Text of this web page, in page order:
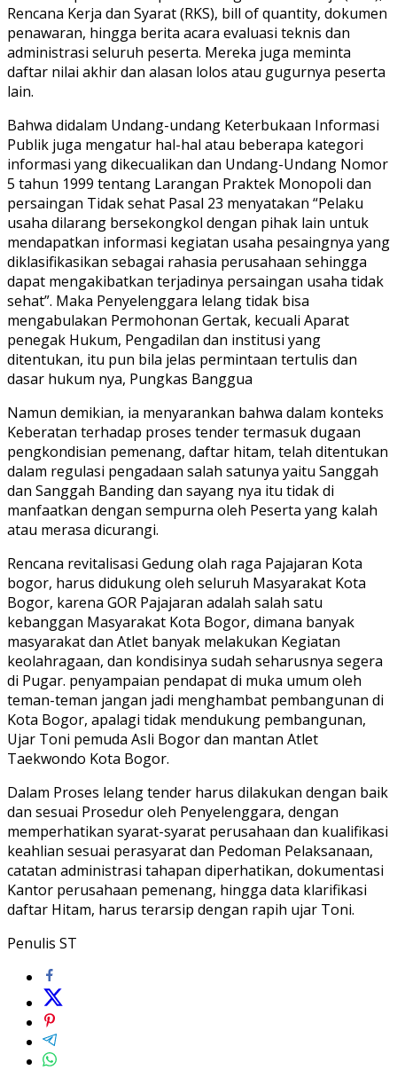
Rencana Kerja dan Syarat (RKS), bill of quantity, dokumen
penawaran, hingga berita acara evaluasi teknis dan
administrasi seluruh peserta. Mereka juga meminta
daftar nilai akhir dan alasan lolos atau gugurnya peserta
lain.
Bahwa didalam Undang-undang Keterbukaan Informasi
Publik juga mengatur hal-hal atau beberapa kategori
informasi yang dikecualikan dan Undang-Undang Nomor
5 tahun 1999 tentang Larangan Praktek Monopoli dan
persaingan Tidak sehat Pasal 23 menyatakan “Pelaku
usaha dilarang bersekongkol dengan pihak lain untuk
mendapatkan informasi kegiatan usaha pesaingnya yang
diklasifikasikan sebagai rahasia perusahaan sehingga
dapat mengakibatkan terjadinya persaingan usaha tidak
sehat”. Maka Penyelenggara lelang tidak bisa
mengabulakan Permohonan Gertak, kecuali Aparat
penegak Hukum, Pengadilan dan institusi yang
ditentukan, itu pun bila jelas permintaan tertulis dan
dasar hukum nya, Pungkas Banggua
Namun demikian, ia menyarankan bahwa dalam konteks
Keberatan terhadap proses tender termasuk dugaan
pengkondisian pemenang, daftar hitam, telah ditentukan
dalam regulasi pengadaan salah satunya yaitu Sanggah
dan Sanggah Banding dan sayang nya itu tidak di
manfaatkan dengan sempurna oleh Peserta yang kalah
atau merasa dicurangi.
Rencana revitalisasi Gedung olah raga Pajajaran Kota
bogor, harus didukung oleh seluruh Masyarakat Kota
Bogor, karena GOR Pajajaran adalah salah satu
kebanggan Masyarakat Kota Bogor, dimana banyak
masyarakat dan Atlet banyak melakukan Kegiatan
keolahragaan, dan kondisinya sudah seharusnya segera
di Pugar. penyampaian pendapat di muka umum oleh
teman-teman jangan jadi menghambat pembangunan di
Kota Bogor, apalagi tidak mendukung pembangunan,
Ujar Toni pemuda Asli Bogor dan mantan Atlet
Taekwondo Kota Bogor.
Dalam Proses lelang tender harus dilakukan dengan baik
dan sesuai Prosedur oleh Penyelenggara, dengan
memperhatikan syarat-syarat perusahaan dan kualifikasi
keahlian sesuai perasyarat dan Pedoman Pelaksanaan,
catatan administrasi tahapan diperhatikan, dokumentasi
Kantor perusahaan pemenang, hingga data klarifikasi
daftar Hitam, harus terarsip dengan rapih ujar Toni.
Penulis ST